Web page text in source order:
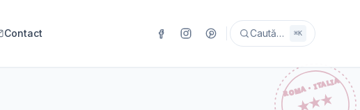
Contact Caută… ⌘K